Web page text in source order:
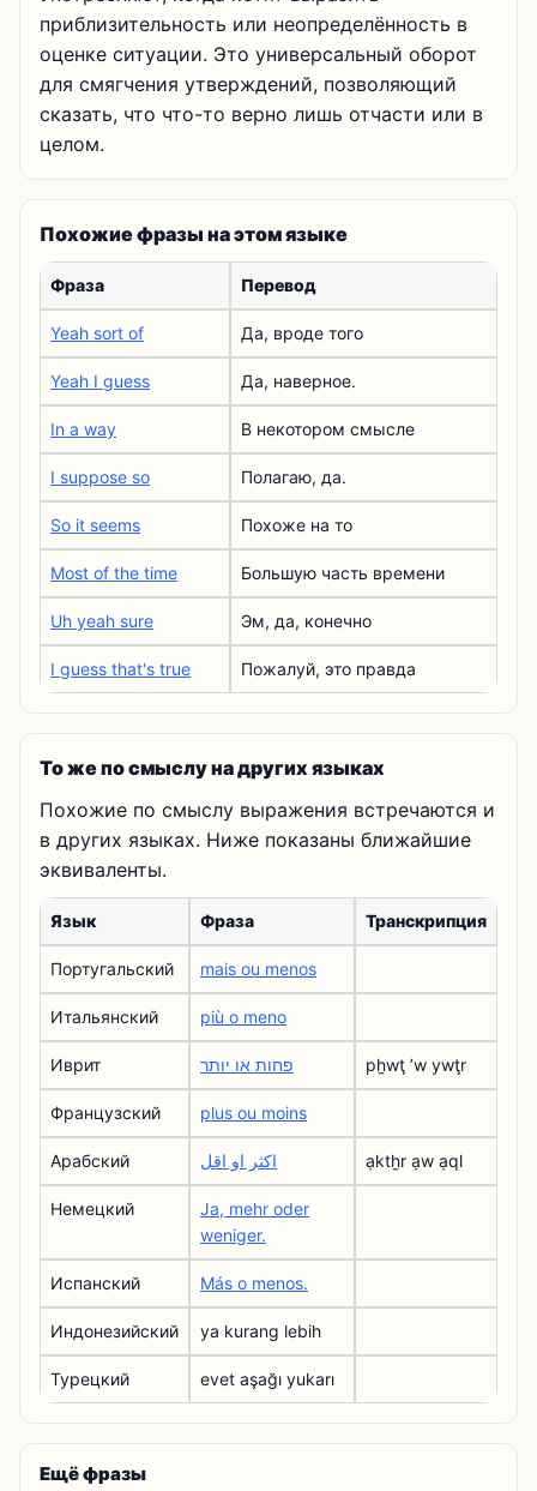
приблизительность или неопределённость в
оценке ситуации. Это универсальный оборот
для смягчения утверждений, позволяющий
сказать, что что-то верно лишь отчасти или в
целом.
Похожие фразы на этом языке
Фраза Перевод
Yeah sort of Да, вроде того
Yeah I guess Да, наверное.
In a way В некотором смысле
I suppose so Полагаю, да.
So it seems Похоже на то
Most of the time Большую часть времени
Uh yeah sure Эм, да, конечно
I guess that's true Пожалуй, это правда
То же по смыслу на других языках
Похожие по смыслу выражения встречаются и
в других языках. Ниже показаны ближайшие
эквиваленты.
Язык Фраза Транскрипция
Португальский mais ou menos
Итальянский più o meno
Иврит פחות או יותר pẖwţ ʼw ywţr
Французский plus ou moins
Арабский اكثر او اقل ạktẖr ạw ạql
Немецкий
Ja, mehr oder
weniger.
Испанский Más o menos.
Индонезийский ya kurang lebih
Турецкий evet aşağı yukarı
Ещё фразы